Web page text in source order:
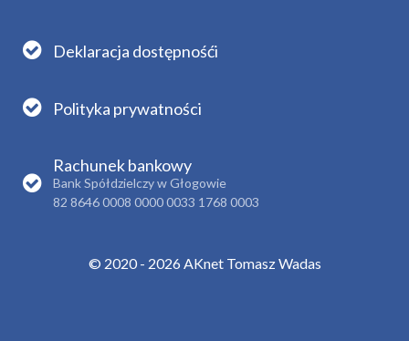
Deklaracja dostępnośći
Polityka prywatności
Rachunek bankowy
Bank Spółdzielczy w Głogowie
82 8646 0008 0000 0033 1768 0003
© 2020 - 2026 AKnet Tomasz Wadas